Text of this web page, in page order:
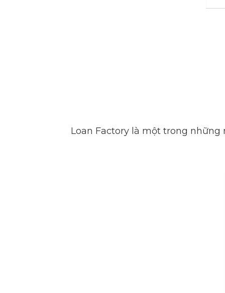
Loan Factory là một trong những